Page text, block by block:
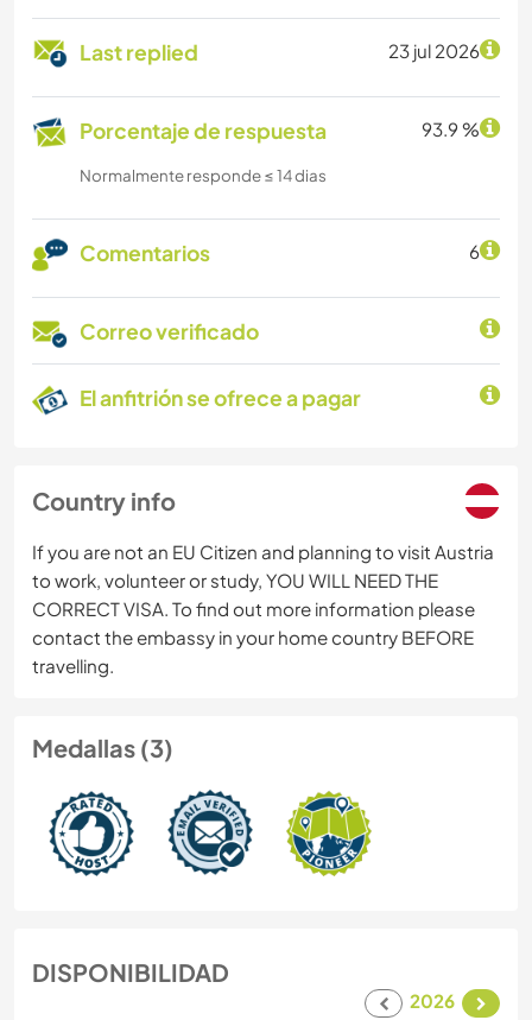
Last replied 23 jul 2026
Porcentaje de respuesta 93.9 %
Normalmente responde ≤ 14 dias
Comentarios 6
Correo verificado
El anfitrión se ofrece a pagar
Country info
If you are not an EU Citizen and planning to visit Austria
to work, volunteer or study, YOU WILL NEED THE
CORRECT VISA. To find out more information please
contact the embassy in your home country BEFORE
travelling.
Medallas (3)
DISPONIBILIDAD
2026